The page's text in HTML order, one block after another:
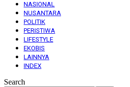
NASIONAL
NUSANTARA
POLITIK
PERISTIWA
LIFESTYLE
EKOBIS
LAINNYA
INDEX
Search